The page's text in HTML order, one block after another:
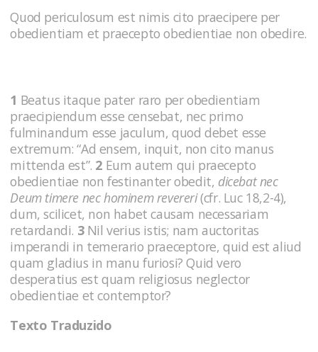
Quod periculosum est nimis cito praecipere per
obedientiam et praecepto obedientiae non obedire.
1 Beatus itaque pater raro per obedientiam
praecipiendum esse censebat, nec primo
fulminandum esse jaculum, quod debet esse
extremum: “Ad ensem, inquit, non cito manus
mittenda est”. 2 Eum autem qui praecepto
obedientiae non festinanter obedit, dicebat nec
Deum timere nec hominem revereri(cfr. Luc 18,2-4),
dum, scilicet, non habet causam necessariam
retardandi. 3Nil verius istis; nam auctoritas
imperandi in temerario praeceptore, quid est aliud
quam gladius in manu furiosi? Quid vero
desperatius est quam religiosus neglector
obedientiae et contemptor?
Texto Traduzido